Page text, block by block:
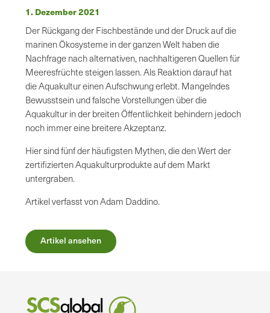
1. Dezember 2021
Der Rückgang der Fischbestände und der Druck auf die
marinen Ökosysteme in der ganzen Welt haben die
Nachfrage nach alternativen, nachhaltigeren Quellen für
Meeresfrüchte steigen lassen. Als Reaktion darauf hat
die Aquakultur einen Aufschwung erlebt. Mangelndes
Bewusstsein und falsche Vorstellungen über die
Aquakultur in der breiten Öffentlichkeit behindern jedoch
noch immer eine breitere Akzeptanz.
Hier sind fünf der häufigsten Mythen, die den Wert der
zertifizierten Aquakulturprodukte auf dem Markt
untergraben.
Artikel verfasst von Adam Daddino.
Artikel ansehen